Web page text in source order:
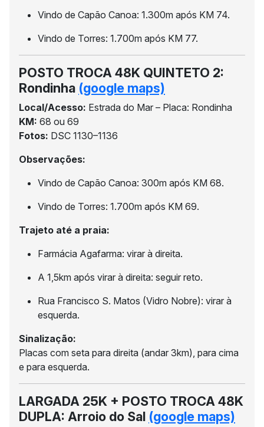
Vindo de Capão Canoa: 1.300m após KM 74.
Vindo de Torres: 1.700m após KM 77.
POSTO TROCA 48K QUINTETO 2:
Rondinha (google maps)
Local/Acesso: Estrada do Mar – Placa: Rondinha
KM: 68 ou 69
Fotos: DSC 1130–1136
Observações:
Vindo de Capão Canoa: 300m após KM 68.
Vindo de Torres: 1.700m após KM 69.
Trajeto até a praia:
Farmácia Agafarma: virar à direita.
A 1,5km após virar à direita: seguir reto.
Rua Francisco S. Matos (Vidro Nobre): virar à
esquerda.
Sinalização:
Placas com seta para direita (andar 3km), para cima
e para esquerda.
LARGADA 25K + POSTO TROCA 48K
DUPLA: Arroio do Sal (google maps)